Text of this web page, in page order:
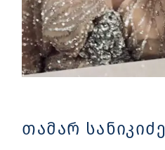
თამარ სანიკიძე